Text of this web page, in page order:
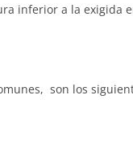
inferior a la exigida
son los